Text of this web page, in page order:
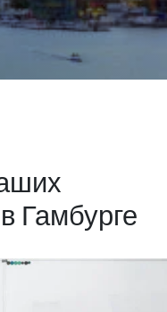
Гамбурге